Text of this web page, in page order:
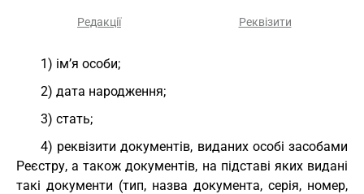
Редакції Реквізити
1) ім’я особи;
2) дата народження;
3) стать;
4) реквізити документів, виданих особі засобами
Реєстру, а також документів, на підставі яких видані
такі документи (тип, назва документа, серія, номер,